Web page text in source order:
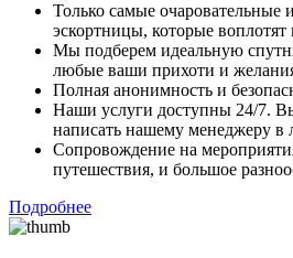
Только самые очаровательные
эскортницы, которые воплотят
Мы подберем идеальную
любые ваши прихоти и
Полная анонимность и
Наши услуги доступны 24/7.
написать нашему менеджеру в
Сопровождение на
путешествия, и большое
Подробнее